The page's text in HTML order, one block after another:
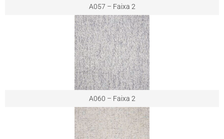
A057 – Faixa 2
A060 – Faixa 2